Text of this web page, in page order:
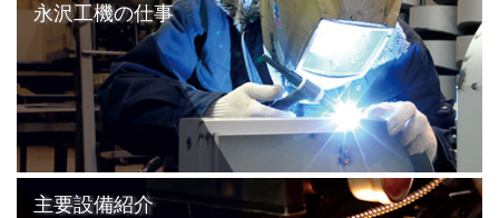
永沢工機の仕事
主要設備紹介